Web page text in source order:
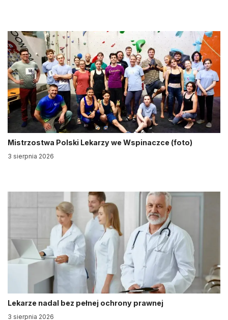
Mistrzostwa Polski Lekarzy we Wspinaczce (foto)
3 sierpnia 2026
Lekarze nadal bez pełnej ochrony prawnej
3 sierpnia 2026